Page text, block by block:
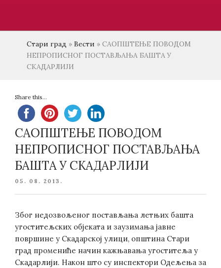
Стари град » Вести » САОПШТЕЊЕ ПОВОДОМ
НЕПРОПИСНОГ ПОСТАВЉАЊА БАШТA У
СКАДАРЛИЈИ
Share this...
САОПШТЕЊЕ ПОВОДОМ
НЕПРОПИСНОГ ПОСТАВЉАЊА
БАШТA У СКАДАРЛИЈИ
POSTED
05. 08. 2013.
Због недозвољеног постављања летњих баштa
угоститељских објеката и заузимања јавне
површине у Скадарској улици, општина Стари
град промениће начин кажњавања угоститеља у
Скадарлији. Након што су инспектори Одељења за